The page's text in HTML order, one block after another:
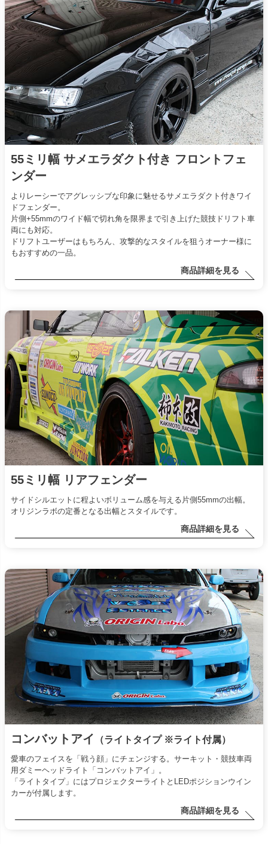
55ミリ幅 サメエラダクト付き フロントフェ
ンダー
よりレーシーでアグレッシブな印象に魅せるサメエラダクト付きワイ
ドフェンダー。
片側+55mmのワイド幅で切れ角を限界まで引き上げた競技ドリフト車
両にも対応。
ドリフトユーザーはもちろん、攻撃的なスタイルを狙うオーナー様に
もおすすめの一品。
商品詳細を見る
55ミリ幅 リアフェンダー
サイドシルエットに程よいボリューム感を与える片側55mmの出幅。
オリジンラボの定番となる出幅とスタイルです。
商品詳細を見る
コンバットアイ （ライトタイプ ※ライト付属）
愛車のフェイスを「戦う顔」にチェンジする。サーキット・競技車両
用ダミーヘッドライト「コンバットアイ」。
「ライトタイプ」にはプロジェクターライトとLEDポジションウイン
カーが付属します。
商品詳細を見る